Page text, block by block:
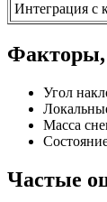
Интеграция с
Факторы,
Угол
Масса
Частые